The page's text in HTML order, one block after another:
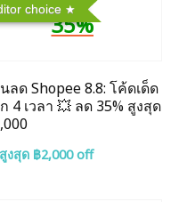
choice
35%
ลด Shopee 8.8: โค้ดเด็ด
4 เวลา 💥 ลด 35% สูงสุด
งสุด ฿2,000 off